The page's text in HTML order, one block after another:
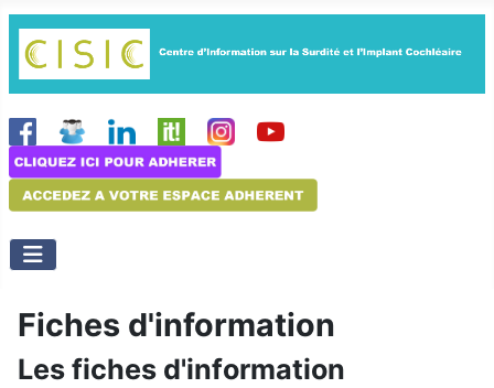
Fiches d'information
Les fiches d'information